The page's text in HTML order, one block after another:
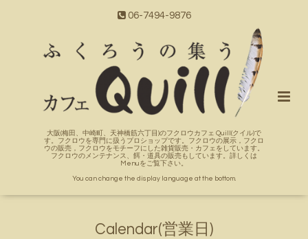
06-7494-9876
大阪(梅田、中崎町、天神橋筋六丁目)のフクロウカフェ Quill(クイル)で
す。フクロウを専門に扱うプロショップです。フクロウの展示，フクロ
ウの販売，フクロウをモチーフにした雑貨販売・カフェをしています。
フクロウのメンテナンス、餌・道具の販売もしています。詳しくは
Menuをご覧下さい。
You can change the display language at the bottom.
Calendar(営業日)